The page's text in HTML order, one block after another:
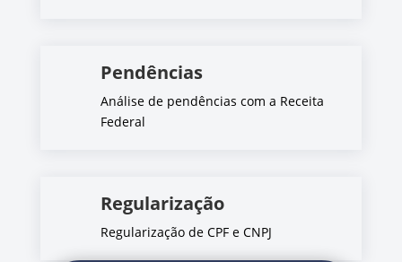
Pendências
Análise de pendências com a Receita
Federal
Regularização
Regularização de CPF e CNPJ